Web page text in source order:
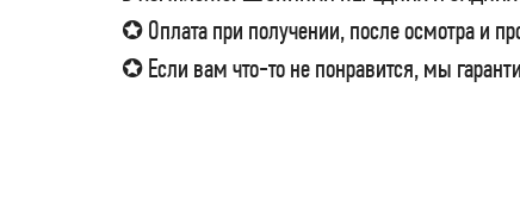
✪ Оплата при получении, после осмотра и
✪ Если вам что-то не понравится, мы